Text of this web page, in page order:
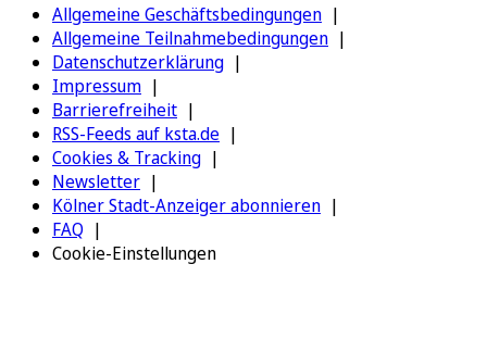
Allgemeine Geschäftsbedingungen
Allgemeine Teilnahmebedingungen
Datenschutzerklärung
Impressum
Barrierefreiheit
RSS-Feeds auf ksta.de
Cookies & Tracking
Newsletter
Kölner Stadt-Anzeiger abonnieren
FAQ
Cookie-Einstellungen